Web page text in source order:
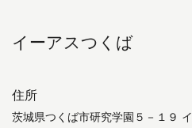
イーアスつくば
住所
茨城県つくば市研究学園５－１９